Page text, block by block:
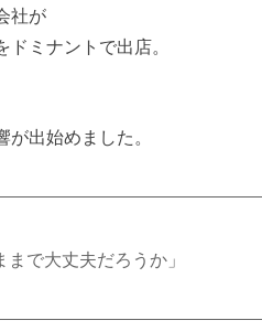
社が
ドミナントで出店。
が出始めました。
まで大丈夫だろうか」